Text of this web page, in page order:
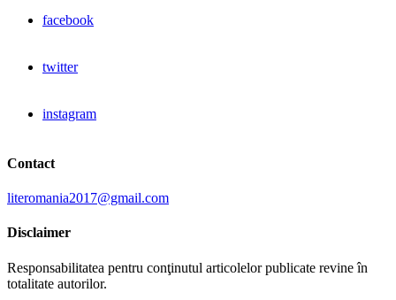
facebook
twitter
instagram
Contact
literomania2017@gmail.com
Disclaimer
Responsabilitatea pentru conţinutul articolelor publicate revine în
totalitate autorilor.